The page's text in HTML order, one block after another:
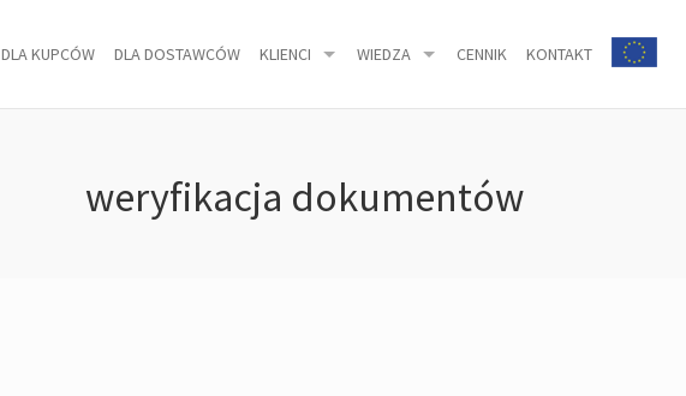
DLA KUPCÓW DLA DOSTAWCÓW KLIENCI WIEDZA CENNIK KONTAKT
weryfikacja dokumentów